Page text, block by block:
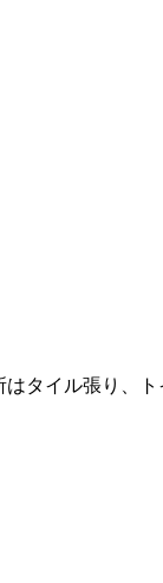
タイル張り、ト